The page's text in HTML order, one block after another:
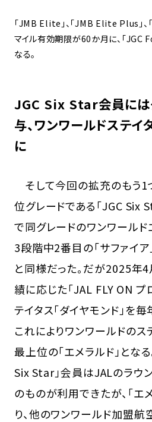
「JMB Elite」、「JMB Elite Plus」
マイル有効期限が60か月に、「
なる。
JGC Six Star会員には
与、ワンワールドステイ
に
そして今回の拡充のもう1
位グレードである「JGC Six
で同グレードのワンワールド
3段階中2番目の「サファイア
と同様だった。だが2025年4
績に応じた「JAL FLY ON プ
テイタス「ダイヤモンド」を
これによりワンワールドの
最上位の「エメラルド」とな
Six Star」会員はJALのラウ
のものが利用できたが、「エ
り、他のワンワールド加盟航